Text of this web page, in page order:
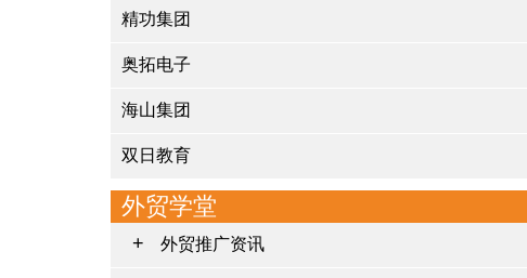
精功集团
奥拓电子
海山集团
双日教育
外贸学堂
外贸推广资讯